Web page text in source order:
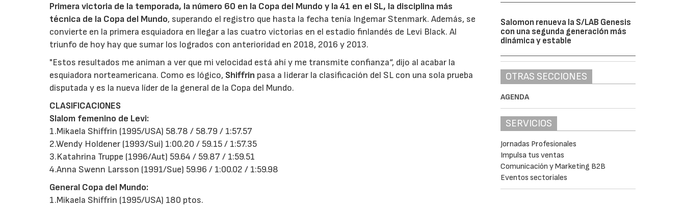
Primera victoria de la temporada, la número 60 en la Copa del Mundo y la 41 en el SL, la disciplina más
técnica de la Copa del Mundo, superando el registro que hasta la fecha tenía Ingemar Stenmark. Además, se
convierte en la primera esquiadora en llegar a las cuatro victorias en el estadio finlandés de Levi Black. Al
triunfo de hoy hay que sumar los logrados con anterioridad en 2018, 2016 y 2013.
"Estos resultados me animan a ver que mi velocidad está ahí y me transmite confianza“, dijo al acabar la
esquiadora norteamericana. Como es lógico, Shiffrin pasa a liderar la clasificación del SL con una sola prueba
disputada y es la nueva líder de la general de la Copa del Mundo.
CLASIFICACIONES
Slalom femenino de Levi:
1.Mikaela Shiffrin (1995/USA) 58.78 / 58.79 / 1:57.57
2.Wendy Holdener (1993/Sui) 1:00.20 / 59.15 / 1:57.35
3.Katahrina Truppe (1996/Aut) 59.64 / 59.87 / 1:59.51
4.Anna Swenn Larsson (1991/Sue) 59.96 / 1:00.02 / 1:59.98
General Copa del Mundo:
1.Mikaela Shiffrin (1995/USA) 180 ptos.
Salomon renueva la S/LAB Genesis
con una segunda generación más
dinámica y estable
OTRAS SECCIONES
AGENDA
SERVICIOS
Jornadas Profesionales
Impulsa tus ventas
Comunicación y Marketing B2B
Eventos sectoriales